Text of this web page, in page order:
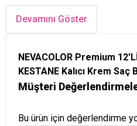
Devamını Göster
NEVACOLOR Premium
KESTANE Kalıcı Krem
Müşteri
Bu ürün için değerlendirme